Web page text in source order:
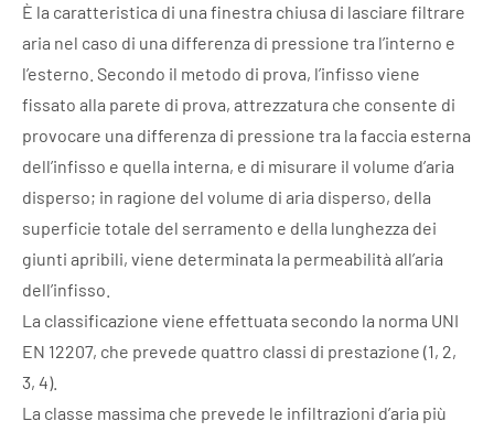
È la caratteristica di una finestra chiusa di lasciare filtrare
aria nel caso di una differenza di pressione tra l’interno e
l’esterno. Secondo il metodo di prova, l’infisso viene
fissato alla parete di prova, attrezzatura che consente di
provocare una differenza di pressione tra la faccia esterna
dell’infisso e quella interna, e di misurare il volume d’aria
disperso; in ragione del volume di aria disperso, della
superficie totale del serramento e della lunghezza dei
giunti apribili, viene determinata la permeabilità all’aria
dell’infisso.
La classificazione viene effettuata secondo la norma UNI
EN 12207, che prevede quattro classi di prestazione (1, 2,
3, 4).
La classe massima che prevede le infiltrazioni d’aria più